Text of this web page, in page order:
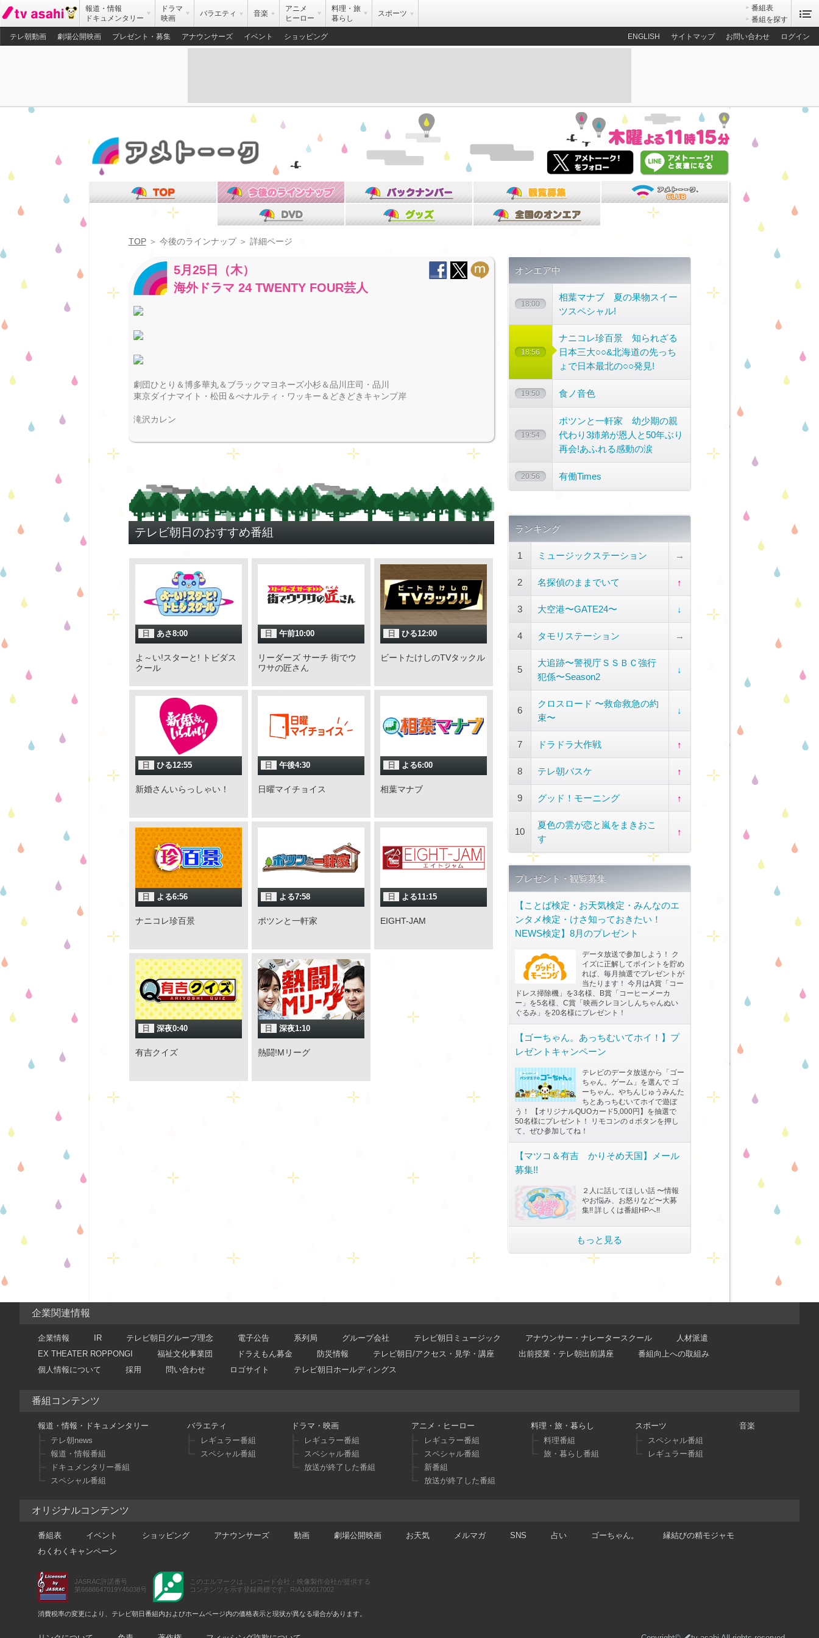
報道・情報
ドキュメンタリー
ドラマ
映画
バラエティ 音楽
アニメ
ヒーロー
料理・旅
暮らし
スポーツ
番組表
番組を探す
テレ朝動画
劇場公開映画 プレゼント・募集 アナウンサーズ イベント ショッピング ENGLISH サイトマップ お問い合わせ ログイン
TOP 今後のラインナップ 詳細ページ
5月25日（木）
海外ドラマ 24 TWENTY FOUR芸人
劇団ひとり＆博多華丸＆ブラックマヨネーズ小杉＆品川庄司・品川
東京ダイナマイト・松田＆ぺナルティ・ワッキー＆どきどきキャンプ岸
滝沢カレン
テレビ朝日のおすすめ番組
日 あさ8:00
よ～い!スターと! トビダス
クール
日 午前10:00
リーダーズ サーチ 街でウ
ワサの匠さん
日 ひる12:00
ビートたけしのTVタックル
日 ひる12:55
新婚さんいらっしゃい！
日 午後4:30
日曜マイチョイス
日 よる6:00
相葉マナブ
日 よる6:56
ナニコレ珍百景
日 よる7:58
ポツンと一軒家
日 よる11:15
EIGHT-JAM
日 深夜0:40
有吉クイズ
日 深夜1:10
熱闘!Mリーグ
オンエア中
18:00
相葉マナブ 夏の果物スイー
ツスペシャル!
18:56
ナニコレ珍百景 知られざる
日本三大○○&北海道の先っち
ょで日本最北の○○発見!
19:50 食ノ音色
19:54
ポツンと一軒家 幼少期の親
代わり3姉弟が恩人と50年ぶり
再会!あふれる感動の涙
20:56 有働Times
ランキング
1 ミュージックステーション →
2 名探偵のままでいて ↑
3 大空港〜GATE24〜 ↓
4 タモリステーション →
5
大追跡〜警視庁ＳＳＢＣ強行
犯係〜Season2
↓
6
クロスロード 〜救命救急の約
束〜
↓
7 ドラドラ大作戦 ↑
8 テレ朝バスケ ↑
9 グッド！モーニング ↑
10
夏色の雲が恋と嵐をまきおこ
す
↑
プレゼント・観覧募集
【ことば検定・お天気検定・みんなのエ
ンタメ検定・けさ知っておきたい！
NEWS検定】8月のプレゼント
データ放送で参加しよう！ ク
イズに正解してポイントを貯め
れば、毎月抽選でプレゼントが
当たります！ 今月はA賞「コー
ドレス掃除機」を3名様、B賞「コーヒーメーカ
ー」を5名様、C賞「映画クレヨンしんちゃんぬい
ぐるみ」を20名様にプレゼント！
【ゴーちゃん。あっちむいてホイ！】プ
レゼントキャンペーン
テレビのデータ放送から「ゴー
ちゃん。ゲーム」を選んで ゴ
ーちゃん。やちんじゅうみんた
ちとあっちむいてホイで遊ぼ
う！ 【オリジナルQUOカード5,000円】を抽選で
50名様にプレゼント！ リモコンのｄボタンを押し
て、ぜひ参加してね！
【マツコ＆有吉 かりそめ天国】メール
募集!!
２人に話してほしい話 〜情報
やお悩み、お怒りなど〜大募
集!! 詳しくは番組HPへ!!
もっと見る
企業関連情報
企業情報 IR テレビ朝日グループ理念 電子公告 系列局 グループ会社 テレビ朝日ミュージック アナウンサー・ナレータースクール
人材派遣
EX THEATER ROPPONGI
福祉文化事業団 ドラえもん募金 防災情報 テレビ朝日/アクセス・見学・講座 出前授業・テレ朝出前講座
番組向上への取組み
個人情報について
採用 問い合わせ ロゴサイト テレビ朝日ホールディングス
番組コンテンツ
報道・情報・ドキュメンタリー
テレ朝news
報道・情報番組
ドキュメンタリー番組
スペシャル番組
バラエティ
レギュラー番組
スペシャル番組
ドラマ・映画
レギュラー番組
スペシャル番組
放送が終了した番組
アニメ・ヒーロー
レギュラー番組
スペシャル番組
新番組
放送が終了した番組
料理・旅・暮らし
料理番組
旅・暮らし番組
スポーツ
スペシャル番組
レギュラー番組
音楽
オリジナルコンテンツ
番組表 イベント ショッピング アナウンサーズ 動画 劇場公開映画 お天気 メルマガ SNS 占い ゴーちゃん。
縁結びの精モジャモ
わくわくキャンペーン
JASRAC許諾番号
第6688647019Y45038号
このエルマークは、レコード会社・映像製作会社が提供する
コンテンツを示す登録商標です。RIAJ60017002
消費税率の変更により、テレビ朝日番組内およびホームページ内の価格表示と現状が異なる場合があります。